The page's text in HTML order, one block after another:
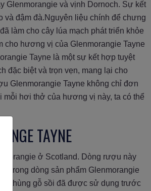
Glenmorangie và vịnh Dornoch. Sự kết
đậm đà.Nguyên liệu chính để chưng
làm cho cây lúa mạch phát triển khỏe
cho hương vị của Glenmorangie Tayne
Tayne là một sự kết hợp tuyệt
đặc biệt và trọn vẹn, mang lại cho
Glenmorangie Tayne không chỉ đơn
mỗi hơi thở của hương vị này, ta có thể
TAYNE
ở Scotland. Dòng rượu này
trong dòng sản phẩm Glenmorangie
thùng gỗ sồi đã được sử dụng trước